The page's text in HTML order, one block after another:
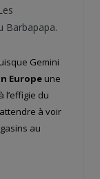
Barbapapa.
Gemini
Europe une
l’effigie du
à voir
au